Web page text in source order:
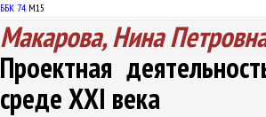
ББК 74.М15
Макарова, Нина
Проектная
среде ХХI века